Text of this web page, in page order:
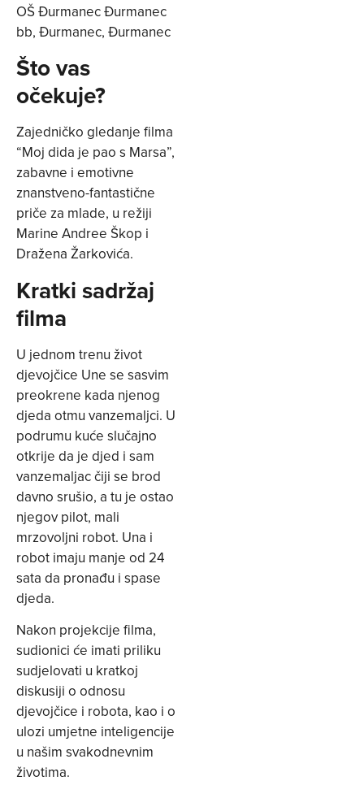
OŠ Đurmanec Đurmanec
bb, Đurmanec, Đurmanec
Što vas
očekuje?
Zajedničko gledanje filma
“Moj dida je pao s Marsa”,
zabavne i emotivne
znanstveno-fantastične
priče za mlade, u režiji
Marine Andree Škop i
Dražena Žarkovića.
Kratki sadržaj
filma
U jednom trenu život
djevojčice Une se sasvim
preokrene kada njenog
djeda otmu vanzemaljci. U
podrumu kuće slučajno
otkrije da je djed i sam
vanzemaljac čiji se brod
davno srušio, a tu je ostao
njegov pilot, mali
mrzovoljni robot. Una i
robot imaju manje od 24
sata da pronađu i spase
djeda.
Nakon projekcije filma,
sudionici će imati priliku
sudjelovati u kratkoj
diskusiji o odnosu
djevojčice i robota, kao i o
ulozi umjetne inteligencije
u našim svakodnevnim
životima.